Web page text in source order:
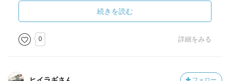
の日本語と大差ない。漱石は、いまにつながる日本語を作
った作家だといえます。 私が文章を書き始めた時も、漱
石の文章が私にとってのテキストでした。漱石の文章はわ
かりやすく、構築能力も優れている。『三四郎』（＊ 10）
家固有の言い回しや表現があり、いい意味でも悪い意味で
続きを読む
0 詳細をみる